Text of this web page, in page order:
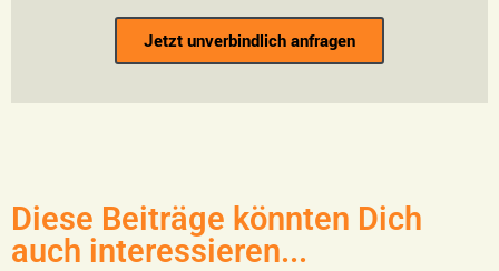
Jetzt unverbindlich anfragen
Diese Beiträge könnten Dich
auch interessieren...